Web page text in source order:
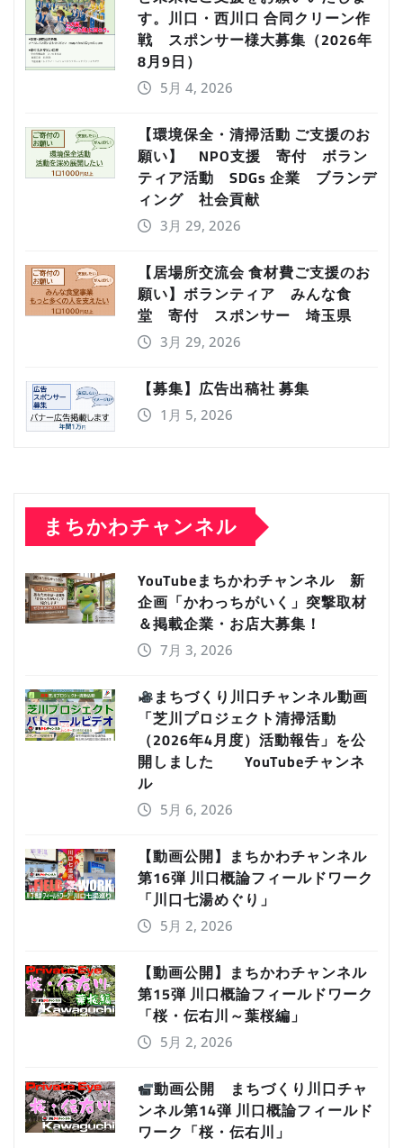
す。川口・西川口 合同クリーン作
戦 スポンサー様大募集（2026年
8月9日）
5月 4, 2026
【環境保全・清掃活動 ご支援のお
願い】 NPO支援 寄付 ボラン
ティア活動 SDGs 企業 ブランデ
ィング 社会貢献
3月 29, 2026
【居場所交流会 食材費ご支援のお
願い】ボランティア みんな食
堂 寄付 スポンサー 埼玉県
3月 29, 2026
【募集】広告出稿社 募集
1月 5, 2026
まちかわチャンネル
YouTubeまちかわチャンネル 新
企画「かわっちがいく」突撃取材
＆掲載企業・お店大募集！
7月 3, 2026
まちづくり川口チャンネル動画
「芝川プロジェクト清掃活動
（2026年4月度）活動報告」を公
開しました YouTubeチャンネ
ル
5月 6, 2026
【動画公開】まちかわチャンネル
第16弾 川口概論フィールドワーク
「川口七湯めぐり」
5月 2, 2026
【動画公開】まちかわチャンネル
第15弾 川口概論フィールドワーク
「桜・伝右川～葉桜編」
5月 2, 2026
動画公開 まちづくり川口チャ
ンネル第14弾 川口概論フィールド
ワーク「桜・伝右川」